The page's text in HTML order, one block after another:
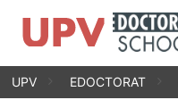
VésUPV EDOCTORAT